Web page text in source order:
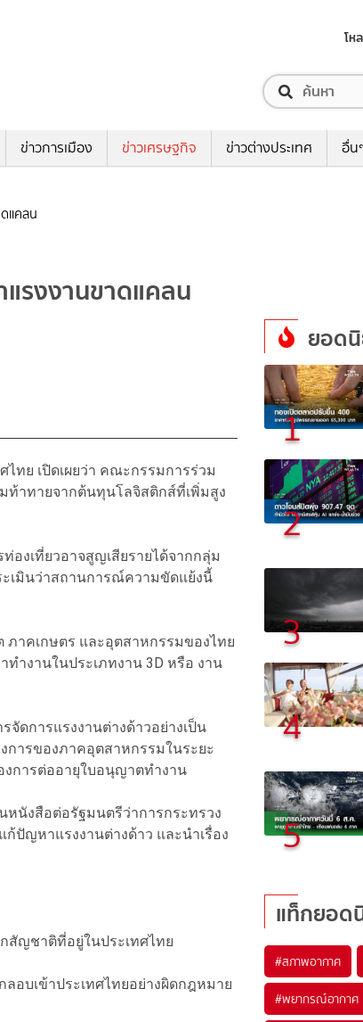
โห
ข่าวการเมือง ข่าวเศรษฐกิจ ข่าวต่างประเทศ อื่น
แคลน
รงงานขาดแคลน
ทย เปิดเผยว่า คณะกรรมการร่วม
ท้าทายจากต้นทุนโลจิสติกส์ที่เพิ่มสูง
องเที่ยวอาจสูญเสียรายได้จากกลุ่ม
เมินว่าสถานการณ์ความขัดแย้งนี้
ภาคเกษตร และอุตสาหกรรมของไทย
ำงานในประเภทงาน 3D หรือ งาน
จัดการแรงงานต่างด้าวอย่างเป็น
ารของภาคอุตสาหกรรมในระยะ
การต่ออายุใบอนุญาตทำงาน
หนังสือต่อรัฐมนตรีว่าการกระทรวง
ก้ปัญหาแรงงานต่างด้าว และนำเรื่อง
สัญชาติที่อยู่ในประเทศไทย
อบเข้าประเทศไทยอย่างผิดกฎหมาย
ยอด
1
2
3
4
5
แท็กยอด
#สภาพอากาศ
#พยากรณ์อากาศ